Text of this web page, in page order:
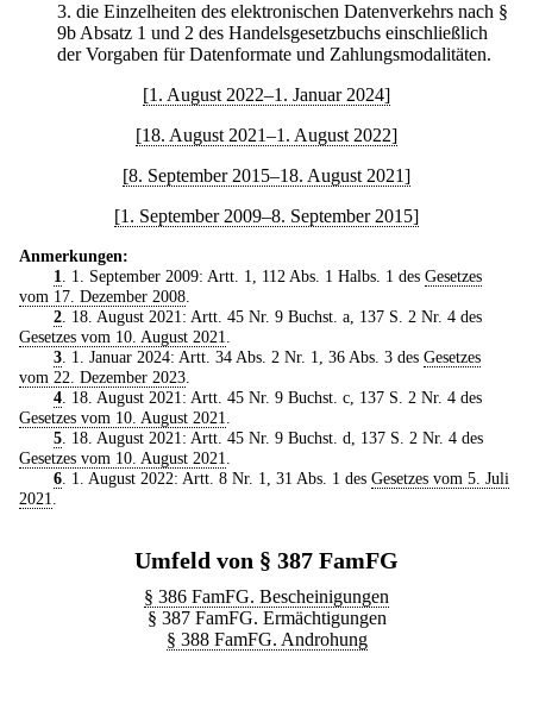
3. die Einzelheiten des elektronischen Datenverkehrs nach §
9b Absatz 1 und 2 des Handelsgesetzbuchs einschließlich
der Vorgaben für Datenformate und Zahlungsmodalitäten.
[1. August 2022–1. Januar 2024]
[18. August 2021–1. August 2022]
[8. September 2015–18. August 2021]
[1. September 2009–8. September 2015]
Anmerkungen:
1
. 1. September 2009: Artt. 1, 112 Abs. 1 Halbs. 1 des Gesetzes
vom 17. Dezember 2008
2. 18. August 2021: Artt. 45 Nr. 9 Buchst. a, 137 S. 2 Nr. 4 des
Gesetzes vom 10. August 2021
3. 1. Januar 2024: Artt. 34 Abs. 2 Nr. 1, 36 Abs. 3 des Gesetzes
vom 22. Dezember 2023
4. 18. August 2021: Artt. 45 Nr. 9 Buchst. c, 137 S. 2 Nr. 4 des
Gesetzes vom 10. August 2021
5. 18. August 2021: Artt. 45 Nr. 9 Buchst. d, 137 S. 2 Nr. 4 des
Gesetzes vom 10. August 2021
6. 1. August 2022: Artt. 8 Nr. 1, 31 Abs. 1 des Gesetzes vom 5. Juli
2021
Umfeld von § 387 FamFG
§ 386 FamFG. Bescheinigungen
§ 387 FamFG. Ermächtigungen
§ 388 FamFG. Androhung